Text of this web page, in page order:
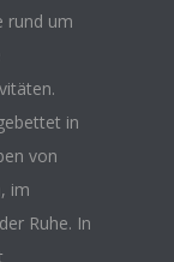
rund um
in
von
im
Ruhe. In